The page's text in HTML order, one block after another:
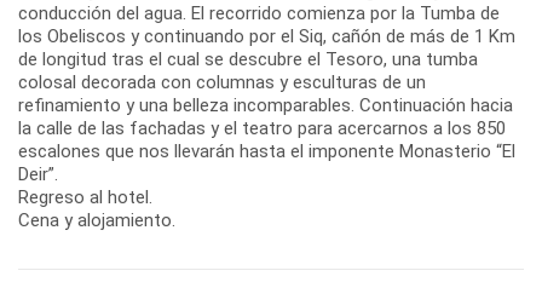
conducción del agua. El recorrido comienza por la Tumba de
los Obeliscos y continuando por el Siq, cañón de más de 1 Km
de longitud tras el cual se descubre el Tesoro, una tumba
colosal decorada con columnas y esculturas de un
refinamiento y una belleza incomparables. Continuación hacia
la calle de las fachadas y el teatro para acercarnos a los 850
escalones que nos llevarán hasta el imponente Monasterio “El
Deir”.
Regreso al hotel.
Cena y alojamiento.